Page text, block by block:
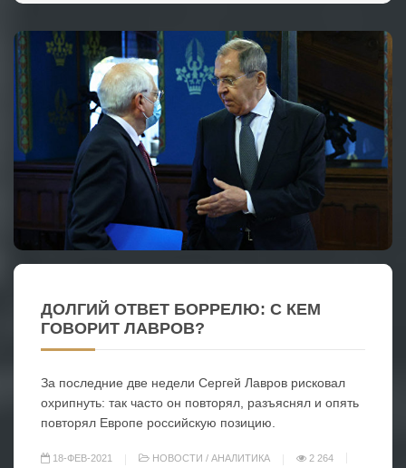
ДОЛГИЙ ОТВЕТ БОРРЕЛЮ: С КЕМ
ГОВОРИТ ЛАВРОВ?
За последние две недели Сергей Лавров рисковал
охрипнуть: так часто он повторял, разъяснял и опять
повторял Европе российскую позицию.
18-ФЕВ-2021 НОВОСТИ / АНАЛИТИКА 2 264